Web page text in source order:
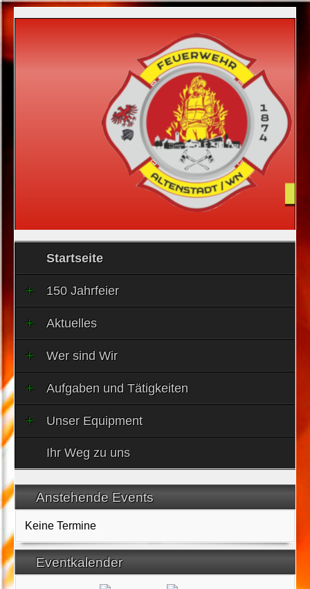
Startseite
150 Jahrfeier
Aktuelles
Wer sind Wir
Aufgaben und Tätigkeiten
Unser Equipment
Ihr Weg zu uns
Anstehende Events
Keine Termine
Eventkalender